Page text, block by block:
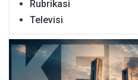
Rubrikasi
Televisi